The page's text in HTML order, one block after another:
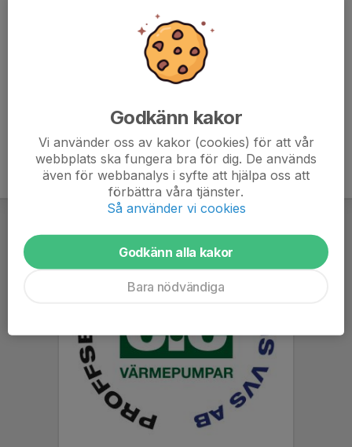
Godkänn kakor
Vi använder oss av kakor (cookies) för att vår
webbplats ska fungera bra för dig. De används
även för webbanalys i syfte att hjälpa oss att
förbättra våra tjänster.
Så använder vi cookies
Godkänn alla kakor
Bara nödvändiga